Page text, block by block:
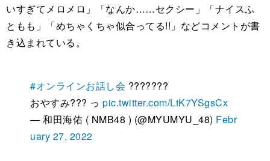
いすぎてメロメロ」「なんか……セクシー」「ナイスふ
ともも」「めちゃくちゃ似合ってる!!」などコメントが書
き込まれている。
#オンラインお話し会 ???????
おやすみ??? っ pic.twitter.com/LtK7YSgsCx
— 和田海佑 ( NMB48 ) (@MYUMYU_48) Febr
uary 27, 2022